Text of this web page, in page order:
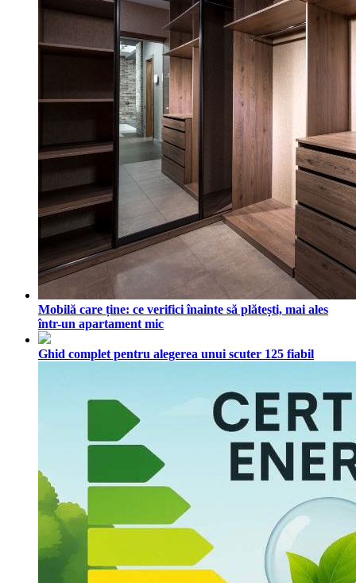
Mobilă care ține: ce verifici înainte să plătești, mai ales
într-un apartament mic
Ghid complet pentru alegerea unui scuter 125 fiabil